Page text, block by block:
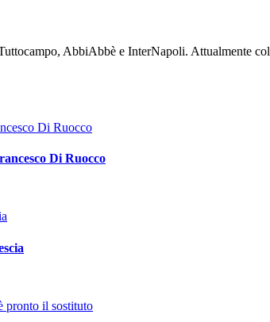
AbbiAbbè e InterNapoli. Attualmente
Di Ruocco